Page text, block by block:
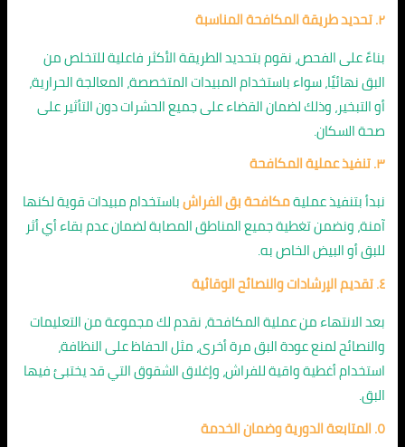
٢. تحديد طريقة المكافحة المناسبة
بناءً على الفحص، نقوم بتحديد الطريقة الأكثر فاعلية للتخلص من
البق نهائيًا، سواء باستخدام المبيدات المتخصصة، المعالجة الحرارية،
أو التبخير، وذلك لضمان القضاء على جميع الحشرات دون التأثير على
صحة السكان.
٣. تنفيذ عملية المكافحة
نبدأ بتنفيذ عمليةمكافحة بق الفراشباستخدام مبيدات قوية لكنها
آمنة، ونضمن تغطية جميع المناطق المصابة لضمان عدم بقاء أي أثر
للبق أو البيض الخاص به.
٤. تقديم الإرشادات والنصائح الوقائية
بعد الانتهاء من عملية المكافحة، نقدم لك مجموعة من التعليمات
والنصائح لمنع عودة البق مرة أخرى، مثل الحفاظ على النظافة،
استخدام أغطية واقية للفراش، وإغلاق الشقوق التي قد يختبئ فيها
البق.
٥. المتابعة الدورية وضمان الخدمة